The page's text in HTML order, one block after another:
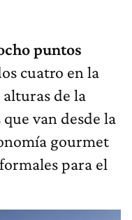
puntos
cuatro en la
de la
van desde la
gourmet
para el